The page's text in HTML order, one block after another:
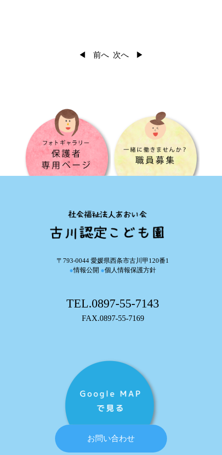
前へ 次へ
〒793-0044 愛媛県西条市古川甲120番1
●情報公開 ●個人情報保護方針
TEL.0897-55-7143
FAX.0897-55-7169
お問い合わせ